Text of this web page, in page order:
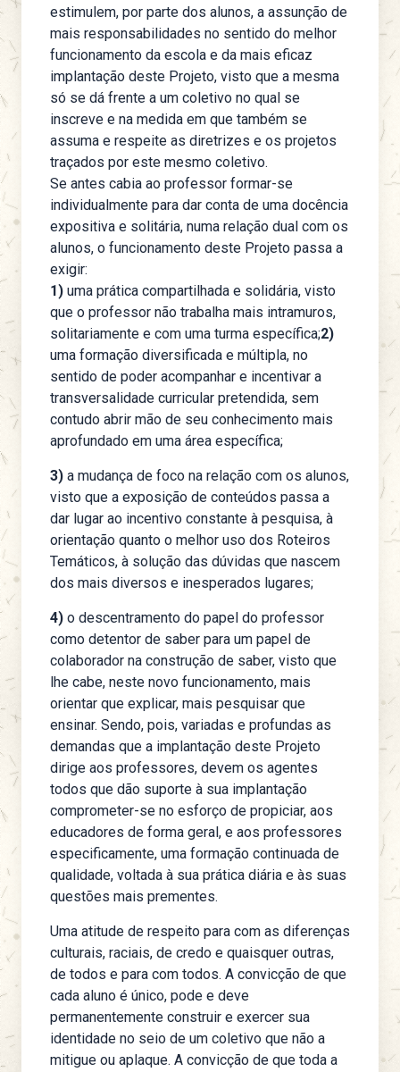
estimulem, por parte dos alunos, a assunção de
mais responsabilidades no sentido do melhor
funcionamento da escola e da mais eficaz
implantação deste Projeto, visto que a mesma
só se dá frente a um coletivo no qual se
inscreve e na medida em que também se
assuma e respeite as diretrizes e os projetos
traçados por este mesmo coletivo.
Se antes cabia ao professor formar-se
individualmente para dar conta de uma docência
expositiva e solitária, numa relação dual com os
alunos, o funcionamento deste Projeto passa a
exigir:
1) uma prática compartilhada e solidária, visto
que o professor não trabalha mais intramuros,
solitariamente e com uma turma específica;2)
uma formação diversificada e múltipla, no
sentido de poder acompanhar e incentivar a
transversalidade curricular pretendida, sem
contudo abrir mão de seu conhecimento mais
aprofundado em uma área específica;
3) a mudança de foco na relação com os alunos,
visto que a exposição de conteúdos passa a
dar lugar ao incentivo constante à pesquisa, à
orientação quanto o melhor uso dos Roteiros
Temáticos, à solução das dúvidas que nascem
dos mais diversos e inesperados lugares;
4) o descentramento do papel do professor
como detentor de saber para um papel de
colaborador na construção de saber, visto que
lhe cabe, neste novo funcionamento, mais
orientar que explicar, mais pesquisar que
ensinar. Sendo, pois, variadas e profundas as
demandas que a implantação deste Projeto
dirige aos professores, devem os agentes
todos que dão suporte à sua implantação
comprometer-se no esforço de propiciar, aos
educadores de forma geral, e aos professores
especificamente, uma formação continuada de
qualidade, voltada à sua prática diária e às suas
questões mais prementes.
Uma atitude de respeito para com as diferenças
culturais, raciais, de credo e quaisquer outras,
de todos e para com todos. A convicção de que
cada aluno é único, pode e deve
permanentemente construir e exercer sua
identidade no seio de um coletivo que não a
mitigue ou aplaque. A convicção de que toda a